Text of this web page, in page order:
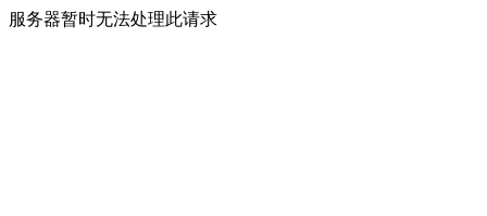
服务器暂时无法处理此请求